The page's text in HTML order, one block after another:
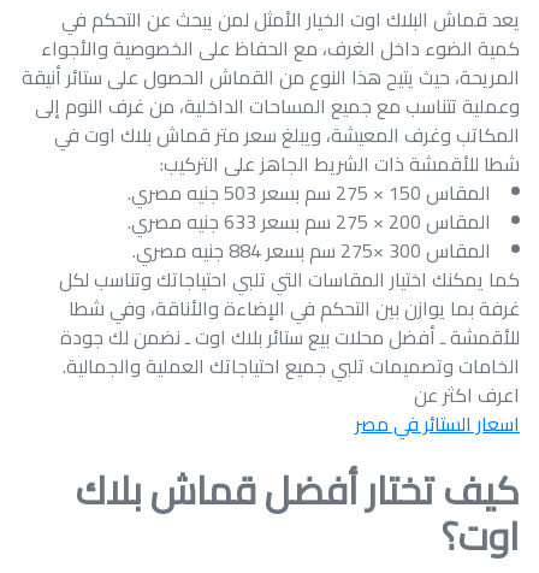
يعد قماش البلاك اوت الخيار الأمثل لمن يبحث عن التحكم في
كمية الضوء داخل الغرف، مع الحفاظ على الخصوصية والأجواء
المريحة، حيث يتيح هذا النوع من القماش الحصول على ستائر أنيقة
وعملية تتناسب مع جميع المساحات الداخلية، من غرف النوم إلى
المكاتب وغرف المعيشة، ويبلغ سعر متر قماش بلاك اوت في
شطا للأقمشة ذات الشريط الجاهز على التركيب:
المقاس 150 × 275 سم بسعر 503 جنيه مصري.‏
المقاس 200 × 275 سم بسعر 633 جنيه مصري.‏
المقاس 300 ×275 سم بسعر 884 جنيه مصري.‏
كما يمكنك اختيار المقاسات التي تلبي احتياجاتك وتناسب لكل
غرفة بما يوازن بين التحكم في الإضاءة والأناقة، وفي شطا
للأقمشة ـ أفضل محلات بيع ستائر بلاك اوت ـ نضمن لك جودة
الخامات وتصميمات تلبي جميع احتياجاتك العملية والجمالية.
اعرف اكثر عن
اسعار الستائر في مصر
كيف تختار أفضل قماش بلاك
اوت؟